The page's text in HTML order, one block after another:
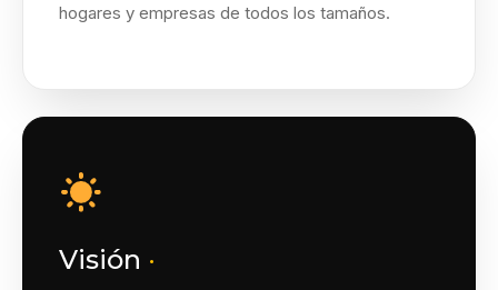
hogares y empresas de todos los tamaños.
Visión ·